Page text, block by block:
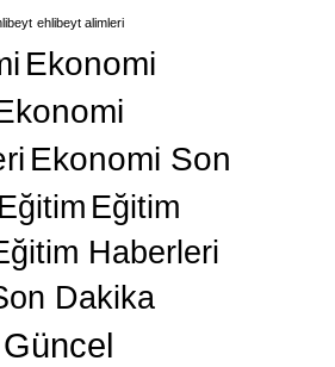
ehlibeyt alimleri
Ekonomi
Ekonomi Son
Eğitim Eğitim
Haberleri
Dakika
Güncel